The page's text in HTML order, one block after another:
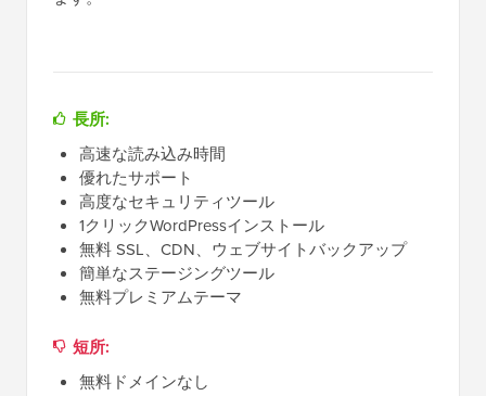
長所:
高速な読み込み時間
優れたサポート
高度なセキュリティツール
1クリックWordPressインストール
無料 SSL、CDN、ウェブサイトバックアップ
簡単なステージングツール
無料プレミアムテーマ
短所:
無料ドメインなし